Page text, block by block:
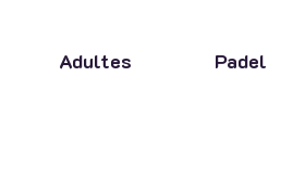
Adultes Padel